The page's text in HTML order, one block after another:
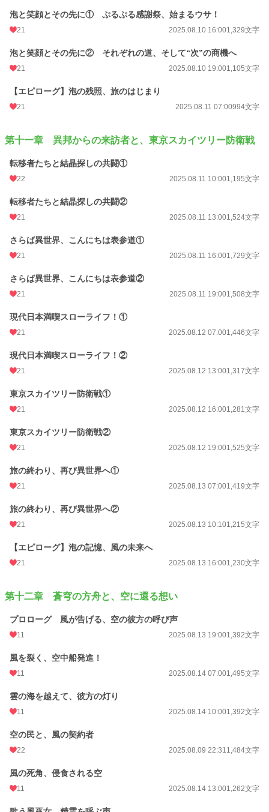
泡と笑顔とその先に① ぷるぷる感謝祭、始まるウサ！
21 2025.08.10 16:001,329文字
泡と笑顔とその先に② それぞれの道、そして“次”の商機へ
21 2025.08.10 19:001,105文字
【エピローグ】泡の残照、旅のはじまり
21 2025.08.11 07:00994文字
第十一章 異邦からの来訪者と、東京スカイツリー防衛戦
転移者たちと結晶探しの共闘①
22 2025.08.11 10:001,195文字
転移者たちと結晶探しの共闘②
21 2025.08.11 13:001,524文字
さらば異世界、こんにちは表参道①
21 2025.08.11 16:001,729文字
さらば異世界、こんにちは表参道②
21 2025.08.11 19:001,508文字
現代日本満喫スローライフ！①
21 2025.08.12 07:001,446文字
現代日本満喫スローライフ！②
21 2025.08.12 13:001,317文字
東京スカイツリー防衛戦①
21 2025.08.12 16:001,281文字
東京スカイツリー防衛戦②
21 2025.08.12 19:001,525文字
旅の終わり、再び異世界へ①
21 2025.08.13 07:001,419文字
旅の終わり、再び異世界へ②
21 2025.08.13 10:101,215文字
【エピローグ】泡の記憶、風の未来へ
21 2025.08.13 16:001,230文字
第十二章 蒼穹の方舟と、空に還る想い
プロローグ 風が告げる、空の彼方の呼び声
11 2025.08.13 19:001,392文字
風を裂く、空中船発進！
11 2025.08.14 07:001,495文字
雲の海を越えて、彼方の灯り
11 2025.08.14 10:001,392文字
空の民と、風の契約者
22 2025.08.09 22:311,484文字
風の死角、侵食される空
11 2025.08.14 13:001,262文字